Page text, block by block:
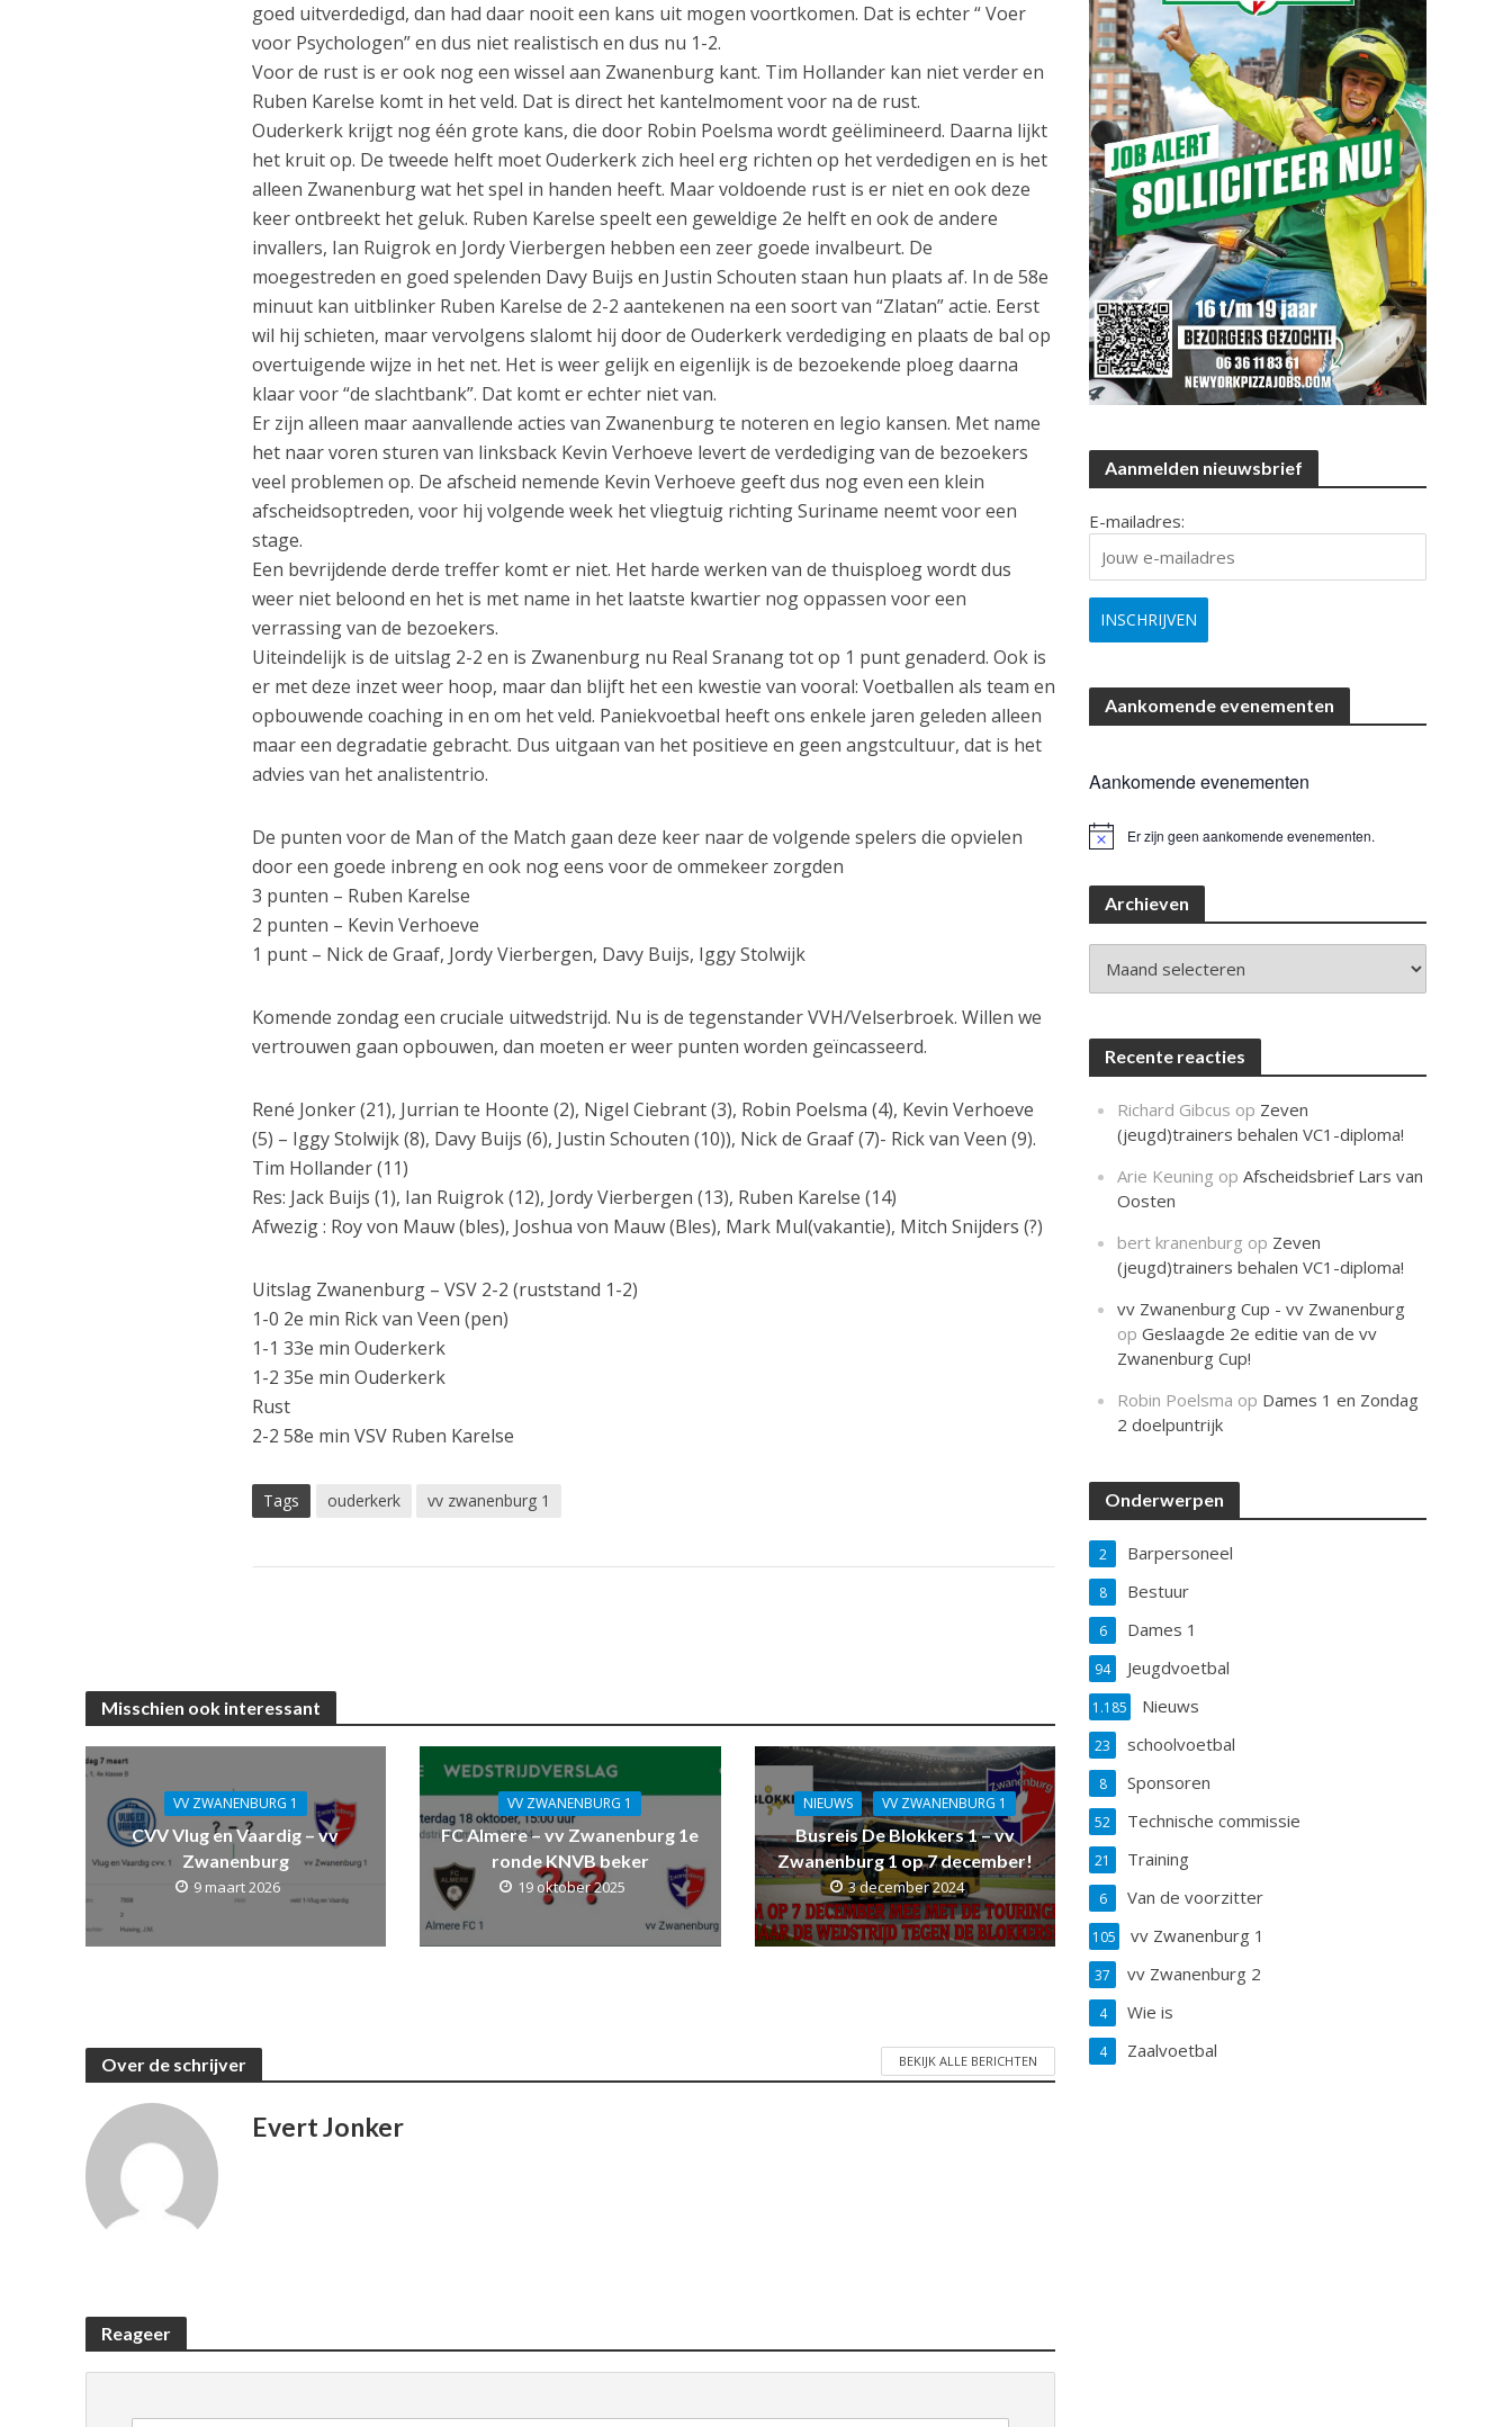
goed uitverdedigd, dan had daar nooit een kans uit mogen voortkomen. Dat is echter “ Voer
voor Psychologen” en dus niet realistisch en dus nu 1-2.
Voor de rust is er ook nog een wissel aan Zwanenburg kant. Tim Hollander kan niet verder en
Ruben Karelse komt in het veld. Dat is direct het kantelmoment voor na de rust.
Ouderkerk krijgt nog één grote kans, die door Robin Poelsma wordt geëlimineerd. Daarna lijkt
het kruit op. De tweede helft moet Ouderkerk zich heel erg richten op het verdedigen en is het
alleen Zwanenburg wat het spel in handen heeft. Maar voldoende rust is er niet en ook deze
keer ontbreekt het geluk. Ruben Karelse speelt een geweldige 2e helft en ook de andere
invallers, Ian Ruigrok en Jordy Vierbergen hebben een zeer goede invalbeurt. De
moegestreden en goed spelenden Davy Buijs en Justin Schouten staan hun plaats af. In de 58e
minuut kan uitblinker Ruben Karelse de 2-2 aantekenen na een soort van “Zlatan” actie. Eerst
wil hij schieten, maar vervolgens slalomt hij door de Ouderkerk verdediging en plaats de bal op
overtuigende wijze in het net. Het is weer gelijk en eigenlijk is de bezoekende ploeg daarna
klaar voor “de slachtbank”. Dat komt er echter niet van.
Er zijn alleen maar aanvallende acties van Zwanenburg te noteren en legio kansen. Met name
het naar voren sturen van linksback Kevin Verhoeve levert de verdediging van de bezoekers
veel problemen op. De afscheid nemende Kevin Verhoeve geeft dus nog even een klein
afscheidsoptreden, voor hij volgende week het vliegtuig richting Suriname neemt voor een
stage.
Een bevrijdende derde treffer komt er niet. Het harde werken van de thuisploeg wordt dus
weer niet beloond en het is met name in het laatste kwartier nog oppassen voor een
verrassing van de bezoekers.
Uiteindelijk is de uitslag 2-2 en is Zwanenburg nu Real Sranang tot op 1 punt genaderd. Ook is
er met deze inzet weer hoop, maar dan blijft het een kwestie van vooral: Voetballen als team en
opbouwende coaching in en om het veld. Paniekvoetbal heeft ons enkele jaren geleden alleen
maar een degradatie gebracht. Dus uitgaan van het positieve en geen angstcultuur, dat is het
advies van het analistentrio.
De punten voor de Man of the Match gaan deze keer naar de volgende spelers die opvielen
door een goede inbreng en ook nog eens voor de ommekeer zorgden
3 punten – Ruben Karelse
2 punten – Kevin Verhoeve
1 punt – Nick de Graaf, Jordy Vierbergen, Davy Buijs, Iggy Stolwijk
Komende zondag een cruciale uitwedstrijd. Nu is de tegenstander VVH/Velserbroek. Willen we
vertrouwen gaan opbouwen, dan moeten er weer punten worden geïncasseerd.
René Jonker (21), Jurrian te Hoonte (2), Nigel Ciebrant (3), Robin Poelsma (4), Kevin Verhoeve
(5) – Iggy Stolwijk (8), Davy Buijs (6), Justin Schouten (10)), Nick de Graaf (7)- Rick van Veen (9).
Tim Hollander (11)
Res: Jack Buijs (1), Ian Ruigrok (12), Jordy Vierbergen (13), Ruben Karelse (14)
Afwezig : Roy von Mauw (bles), Joshua von Mauw (Bles), Mark Mul(vakantie), Mitch Snijders (?)
Uitslag Zwanenburg – VSV 2-2 (ruststand 1-2)
1-0 2e min Rick van Veen (pen)
1-1 33e min Ouderkerk
1-2 35e min Ouderkerk
Rust
2-2 58e min VSV Ruben Karelse
Tags ouderkerk vv zwanenburg 1
Misschien ook interessant
VV ZWANENBURG 1
CVV Vlug en Vaardig – vv
Zwanenburg
9 maart 2026
VV ZWANENBURG 1
FC Almere – vv Zwanenburg 1e
ronde KNVB beker
19 oktober 2025
NIEUWS VV ZWANENBURG 1
Busreis De Blokkers 1 – vv
Zwanenburg 1 op 7 december!
3 december 2024
Over de schrijver BEKIJK ALLE BERICHTEN
Evert Jonker
Reageer
Aanmelden nieuwsbrief
E-mailadres:
Aankomende evenementen
Aankomende evenementen
B
t
Er zijn geen aankomende evenementen.
Archieven
Recente reacties
Richard Gibcus op Zeven
(jeugd)trainers behalen VC1-diploma!
Arie Keuning opAfscheidsbrief Lars van
Oosten
bert kranenburg op Zeven
(jeugd)trainers behalen VC1-diploma!
vv Zwanenburg Cup - vv Zwanenburg
opGeslaagde 2e editie van de vv
Zwanenburg Cup!
Robin Poelsma op Dames 1 en Zondag
2 doelpuntrijk
Onderwerpen
Barpersoneel
2
Bestuur
8
Dames 1
6
Jeugdvoetbal
94
Nieuws
1.185
schoolvoetbal
23
Sponsoren
8
Technische commissie
52
Training
21
Van de voorzitter
6
vv Zwanenburg 1
105
vv Zwanenburg 2
37
Wie is
4
Zaalvoetbal
4